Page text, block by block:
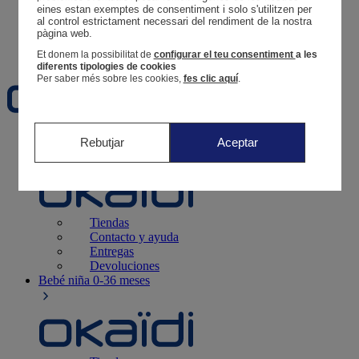
Tus pedidos
Cesta
Favoritos
Recién nacido0-12 meses
Tiendas
Contacto y ayuda
Entregas
Devoluciones
Bebé niña 0-36 meses
eines estan exemptes de consentiment i solo s'utilitzen per
al control estrictament necessari del rendiment de la nostra
pàgina web.
Et donem la possibilitat de configurar el teu consentiment a les
diferents tipologies de cookies
Per saber més sobre les cookies, fes clic aquí.
Rebutjar Aceptar